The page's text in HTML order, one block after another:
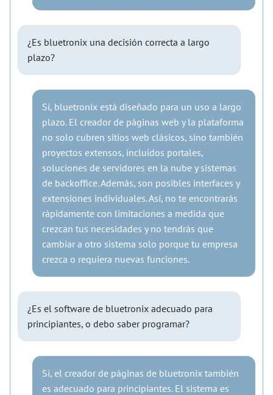
¿Es bluetronix una decisión correcta a largo
plazo?
Sí, bluetronix está diseñado para un uso a largo
plazo. El creador de páginas web y la plataforma
no solo cubren sitios web clásicos, sino también
proyectos extensos, incluidos portales,
soluciones de servidores en la nube y sistemas
de backoffice. Además, son posibles interfaces y
extensiones individuales. Así, no te encontrarás
rápidamente con limitaciones a medida que
crezcan tus necesidades y no tendrás que
cambiar a otro sistema solo porque tu empresa
crezca o requiera nuevas funciones.
¿Es el software de bluetronix adecuado para
principiantes, o debo saber programar?
Sí, el creador de páginas de bluetronix también
es adecuado para principiantes. El sistema es